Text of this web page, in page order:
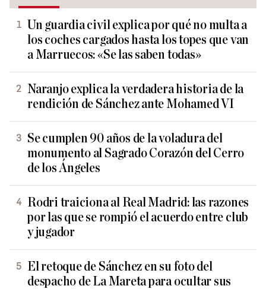
Un guardia civil explica por qué no multa a
los coches cargados hasta los topes que van
a Marruecos: «Se las saben todas»
Naranjo explica la verdadera historia de la
rendición de Sánchez ante Mohamed VI
Se cumplen 90 años de la voladura del
monumento al Sagrado Corazón del Cerro
de los Ángeles
Rodri traiciona al Real Madrid: las razones
por las que se rompió el acuerdo entre club
y jugador
El retoque de Sánchez en su foto del
despacho de La Mareta para ocultar sus